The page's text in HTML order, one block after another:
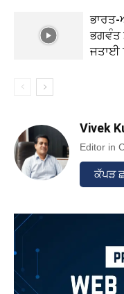
ਭਾਰਤ-
ਭਗਵੰਤ
ਜਤਾਈ
Vivek
Editor in
ਕੱਪੜ